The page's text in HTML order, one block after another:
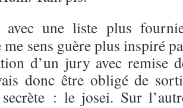
une liste plus
me sens guère plus inspiré
d’un jury avec remise
donc être obligé de
: le josei. Sur